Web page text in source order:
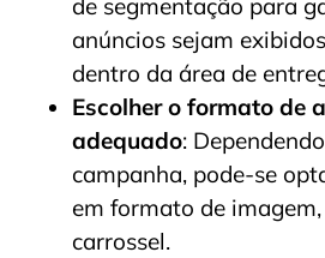
de segmentação para
anúncios sejam
dentro da área de
Escolher o formato de
adequado:
campanha, pode-se
em formato de
carrossel.